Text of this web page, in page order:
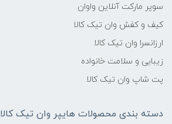
سوپر مارکت آنلاین واوان
کیف و کفش وان تیک کالا
ارزانسرا وان تیک کالا
زیبایی و سلامت خانواده
پت شاپ وان تیک کالا
دسته بندی محصولات هایپر وان تیک کالا